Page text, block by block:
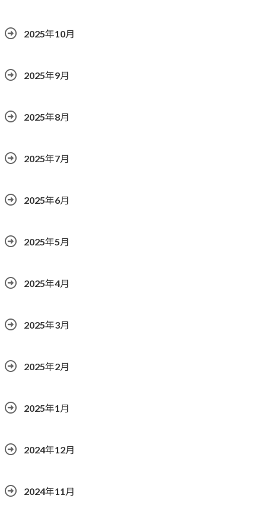
2025年10月
2025年9月
2025年8月
2025年7月
2025年6月
2025年5月
2025年4月
2025年3月
2025年2月
2025年1月
2024年12月
2024年11月